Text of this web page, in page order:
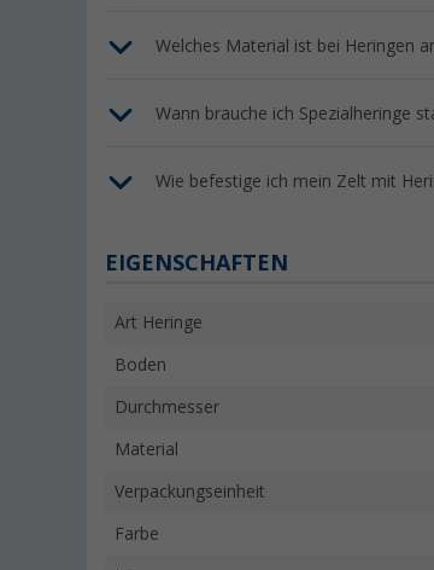
Welches Material ist bei Heringen
Wann brauche ich Spezialheringe
Wie befestige ich mein Zelt mit
EIGENSCHAFTEN
Art Heringe
Boden
Durchmesser
Material
Verpackungseinheit
Farbe